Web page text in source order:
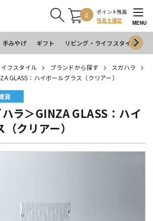
0
ポイント残高
残高を確認
MENU
手みやげ ギフト リビング・ライフスタイル
フスタイル ブランドから探す
スガハラ
GLASS：ハイボールグラス（クリアー）
貨
ラ＞GINZA GLASS：ハイ
クリアー）